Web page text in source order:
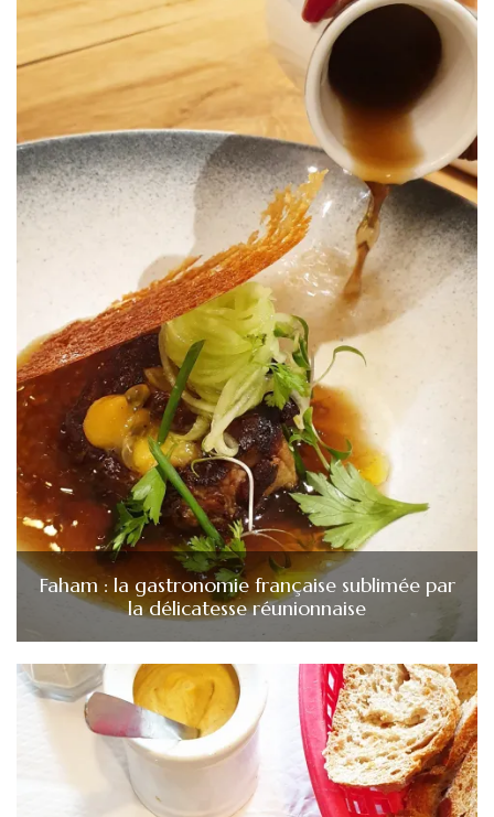
Faham : la gastronomie française sublimée par
la délicatesse réunionnaise